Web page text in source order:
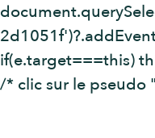
if(e.target===this)
/* clic sur le pseudo